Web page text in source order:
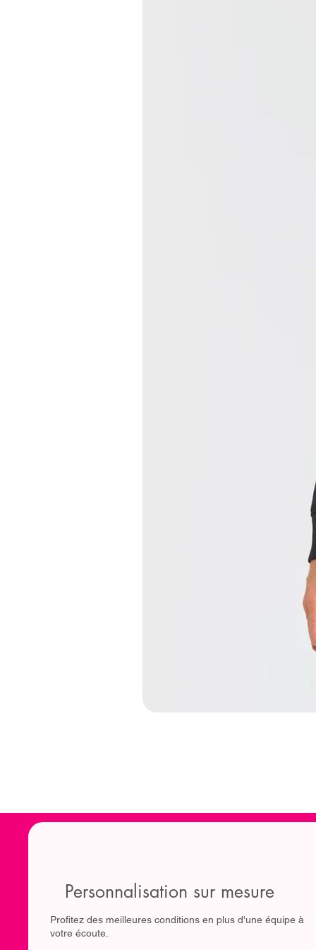
Personnalisation sur mesure
Profitez des meilleures conditions en plus d'une équipe à
votre écoute.